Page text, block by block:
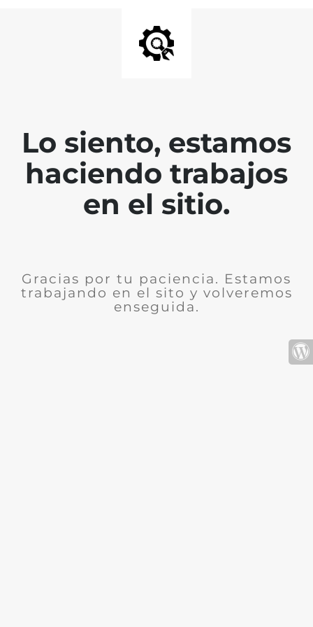
Lo siento, estamos
haciendo trabajos
en el sitio.
Gracias por tu paciencia. Estamos
trabajando en el sito y volveremos
enseguida.